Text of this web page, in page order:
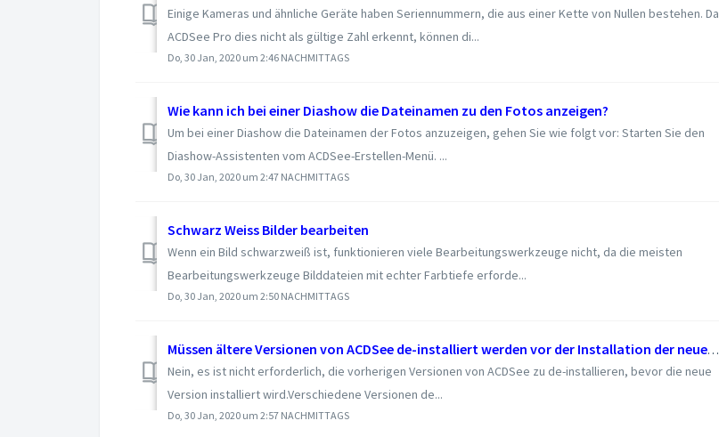
Einige Kameras und ähnliche Geräte haben Seriennummern, die aus einer Kette von Nullen bestehen. Da
ACDSee Pro dies nicht als gültige Zahl erkennt, können di...
Do, 30 Jan, 2020 um 2:46 NACHMITTAGS
Wie kann ich bei einer Diashow die Dateinamen zu den Fotos anzeigen?
Um bei einer Diashow die Dateinamen der Fotos anzuzeigen, gehen Sie wie folgt vor: Starten Sie den
Diashow-Assistenten vom ACDSee-Erstellen-Menü. ...
Do, 30 Jan, 2020 um 2:47 NACHMITTAGS
Schwarz Weiss Bilder bearbeiten
Wenn ein Bild schwarzweiß ist, funktionieren viele Bearbeitungswerkzeuge nicht, da die meisten
Bearbeitungswerkzeuge Bilddateien mit echter Farbtiefe erforde...
Do, 30 Jan, 2020 um 2:50 NACHMITTAGS
Müssen ältere Versionen von ACDSee de-installiert werden vor der Installation der neuen Version?
Nein, es ist nicht erforderlich, die vorherigen Versionen von ACDSee zu de-installieren, bevor die neue
Version installiert wird. ​Verschiedene Versionen de...
Do, 30 Jan, 2020 um 2:57 NACHMITTAGS